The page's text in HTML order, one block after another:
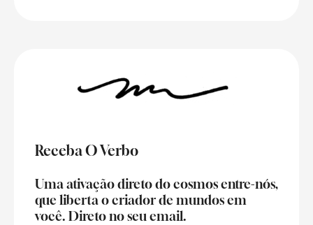
Receba O Verbo
Uma ativação direto do cosmos entre-nós,
que liberta o criador de mundos em
você. Direto no seu email.